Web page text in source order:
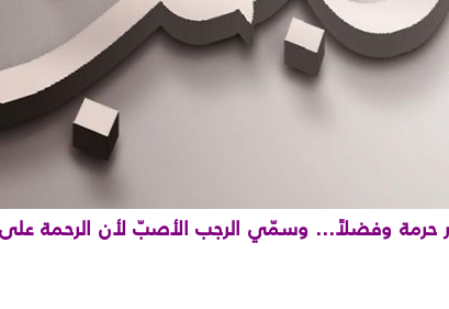
حرمة وفضلاً... وسمّي الرجب الأصبّ لأن الرحمة